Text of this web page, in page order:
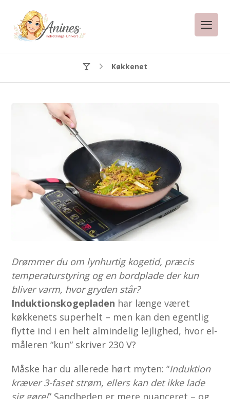
Køkkenet
Drømmer du om lynhurtig kogetid, præcis
temperaturstyring og en bordplade der kun
bliver varm, hvor gryden står?
Induktionskogepladen har længe været
køkkenets superhelt – men kan den egentlig
flytte ind i en helt almindelig lejlighed, hvor el-
måleren “kun” skriver 230 V?
Måske har du allerede hørt myten: “Induktion
kræver 3-faset strøm, ellers kan det ikke lade
sig gøre!” Sandheden er mere nuanceret – og